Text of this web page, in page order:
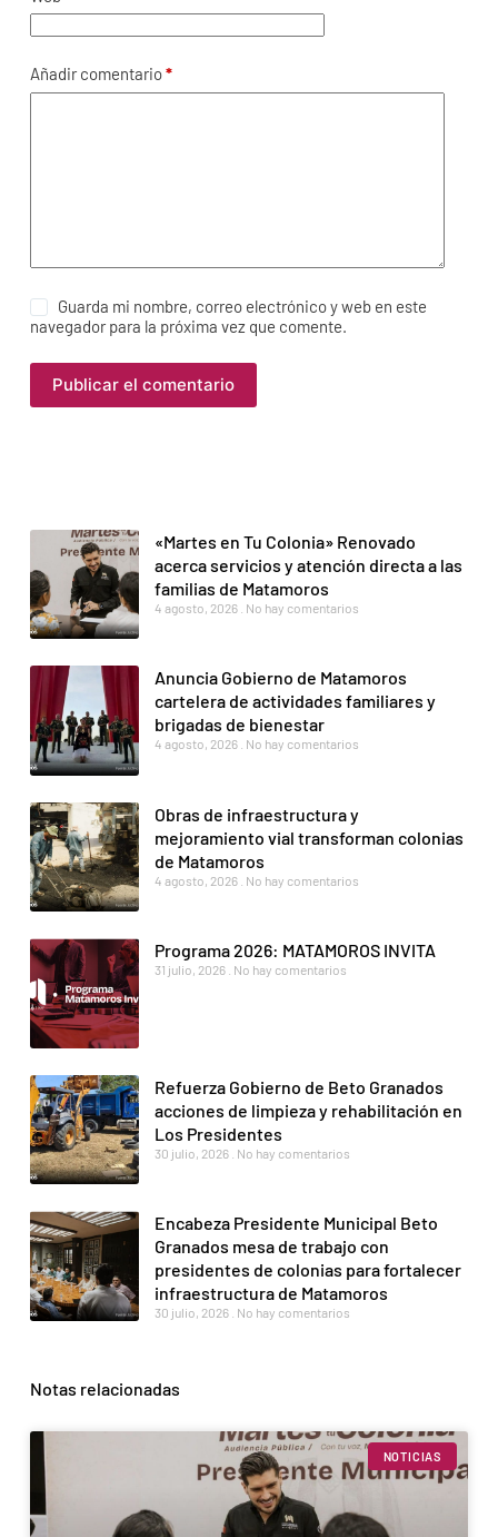
Añadir comentario*
Guarda mi nombre, correo electrónico y web en este
navegador para la próxima vez que comente.
Publicar el comentario
«Martes en Tu Colonia» Renovado
acerca servicios y atención directa a las
familias de Matamoros
4 agosto, 2026 No hay comentarios
Anuncia Gobierno de Matamoros
cartelera de actividades familiares y
brigadas de bienestar
4 agosto, 2026 No hay comentarios
Obras de infraestructura y
mejoramiento vial transforman colonias
de Matamoros
4 agosto, 2026 No hay comentarios
Programa 2026: MATAMOROS INVITA
31 julio, 2026 No hay comentarios
Refuerza Gobierno de Beto Granados
acciones de limpieza y rehabilitación en
Los Presidentes
30 julio, 2026 No hay comentarios
Encabeza Presidente Municipal Beto
Granados mesa de trabajo con
presidentes de colonias para fortalecer
infraestructura de Matamoros
30 julio, 2026 No hay comentarios
Notas relacionadas
NOTICIAS